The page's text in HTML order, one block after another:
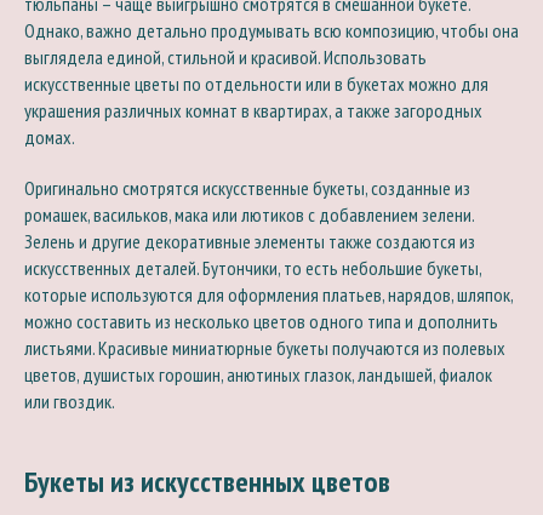
Однако, важно детально продумывать всю композицию, чтобы она
выглядела единой, стильной и красивой. Использовать
искусственные цветы по отдельности или в букетах можно для
украшения различных комнат в квартирах, а также загородных
домах.
Оригинально смотрятся искусственные букеты, созданные из
ромашек, васильков, мака или лютиков с добавлением зелени.
Зелень и другие декоративные элементы также создаются из
искусственных деталей. Бутончики, то есть небольшие букеты,
которые используются для оформления платьев, нарядов, шляпок,
можно составить из несколько цветов одного типа и дополнить
листьями. Красивые миниатюрные букеты получаются из полевых
цветов, душистых горошин, анютиных глазок, ландышей, фиалок
или гвоздик.
Букеты из искусственных цветов